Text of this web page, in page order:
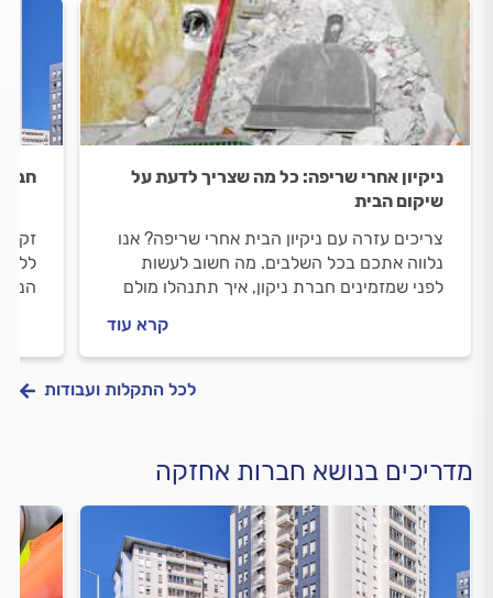
ניקיון אחרי שריפה: כל מה שצריך לדעת על
שיקום הבית
צריכים עזרה עם ניקיון הבית אחרי שריפה? אנו
נלווה אתכם בכל השלבים. מה חשוב לעשות
לפני שמזמינים חברת ניקון, איך תתנהלו מולם
קרא עוד
לכל התקלות ועבודות
מדריכים בנושא חברות אחזקה